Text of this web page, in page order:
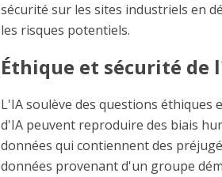
sécurité sur les sites industriels en
les risques potentiels.
Éthique et sécurité de
L'IA soulève des questions éthiques
d'IA peuvent reproduire des biais
données qui contiennent des
données provenant d'un groupe